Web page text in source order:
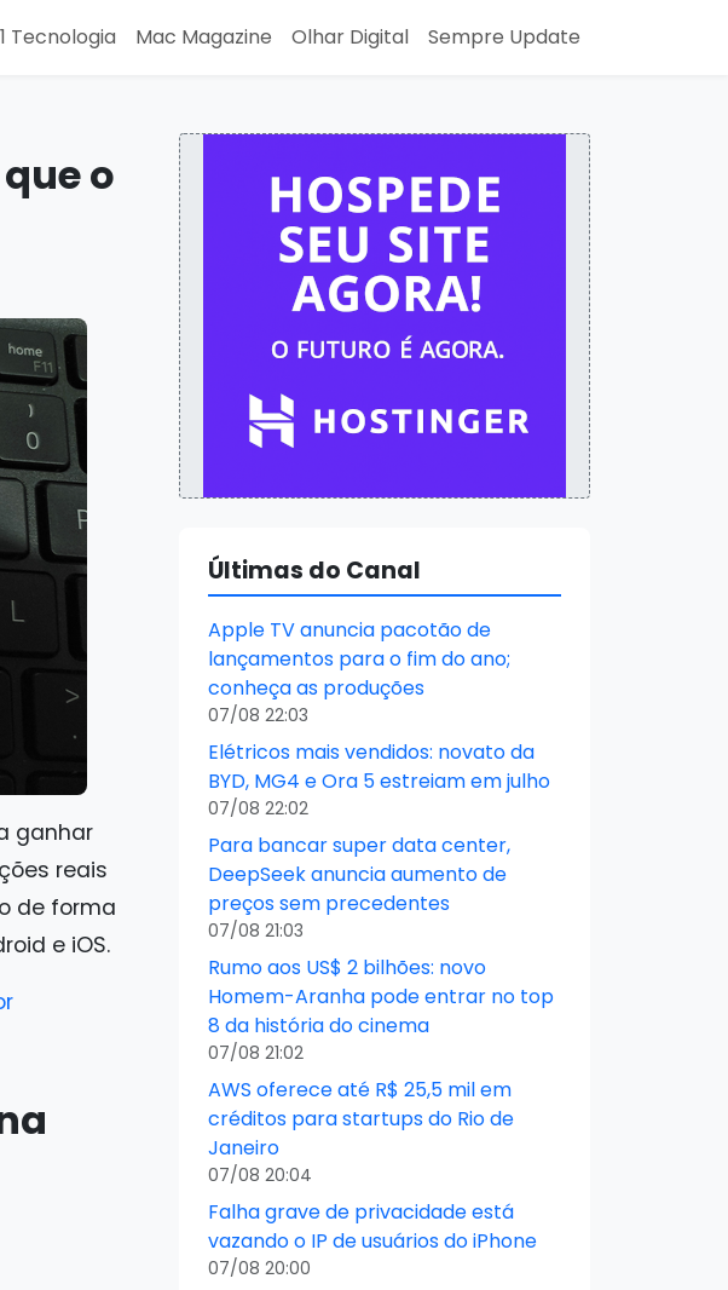
Tecnologia Mac Magazine Olhar Digital Sempre Update
o
ganhar
reais
de forma
e iOS.
Últimas do Canal
Apple TV anuncia pacotão de
lançamentos para o fim do ano;
conheça as produções
07/08 22:03
Elétricos mais vendidos: novato da
BYD, MG4 e Ora 5 estreiam em julho
07/08 22:02
Para bancar super data center,
DeepSeek anuncia aumento de
preços sem precedentes
07/08 21:03
Rumo aos US$ 2 bilhões: novo
Homem-Aranha pode entrar no top
8 da história do cinema
07/08 21:02
AWS oferece até R$ 25,5 mil em
créditos para startups do Rio de
Janeiro
07/08 20:04
Falha grave de privacidade está
vazando o IP de usuários do iPhone
07/08 20:00